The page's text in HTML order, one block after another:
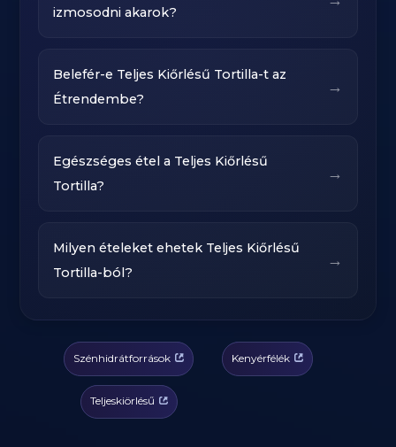
izmosodni akarok?
Belefér-e Teljes Kiőrlésű Tortilla-t az
Étrendembe?
→
Egészséges étel a Teljes Kiőrlésű
Tortilla?
→
Milyen ételeket ehetek Teljes Kiőrlésű
Tortilla-ból?
→
Szénhidrátforrások Kenyérfélék
Teljeskiörlésű